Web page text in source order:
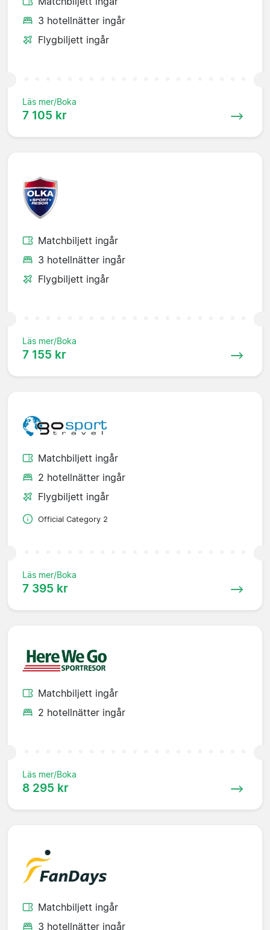
3 hotellnätter ingår
Flygbiljett ingår
Läs mer/Boka
7 105 kr
Matchbiljett ingår
3 hotellnätter ingår
Flygbiljett ingår
Läs mer/Boka
7 155 kr
Matchbiljett ingår
2 hotellnätter ingår
Flygbiljett ingår
Official Category 2
Läs mer/Boka
7 395 kr
Matchbiljett ingår
2 hotellnätter ingår
Läs mer/Boka
8 295 kr
Matchbiljett ingår
3 hotellnätter ingår